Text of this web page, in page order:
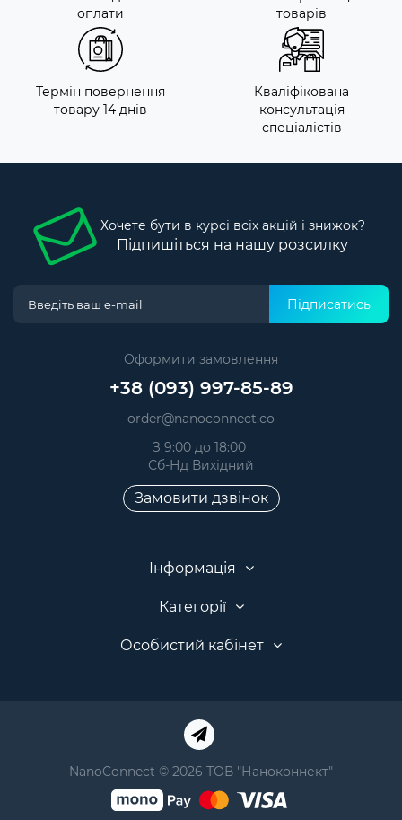
оплати
товарів
Термін повернення
товару 14 днів
Кваліфікована
консультація
спеціалістів
Хочете бути в курсі всіх акцій і знижок?
Підпишіться на нашу розсилку
Підписатись
Оформити замовлення
+38 (093) 997-85-89
order@nanoconnect.co
З 9:00 до 18:00
Сб-Нд Вихідний
Замовити дзвінок
Інформація
Категорії
Особистий кабінет
NanoConnect © 2026 ТОВ "Наноконнект"